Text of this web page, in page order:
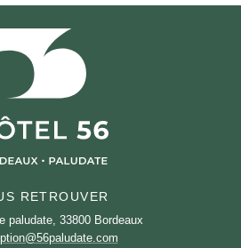
RETROUVER
paludate, 33800 Bordeaux